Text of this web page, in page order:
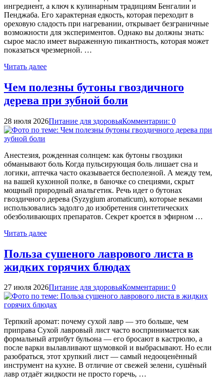
ингредиент, а ключ к кулинарным традициям Бенгалии и
Пенджаба. Его характерная едкость, которая переходит в
ореховую сладость при нагревании, открывает безграничные
возможности для экспериментов. Однако вы должны знать:
сырое масло имеет выраженную пикантность, которая может
показаться чрезмерной. …
Читать далее
Чем полезны бутоны гвоздичного
дерева при зубной боли
28 июля 2026Питание для здоровьяКомментарии: 0
Анестезия, рожденная солнцем: как бутоны гвоздики
обманывают боль Когда пульсирующая боль лишает сна и
логики, аптечка часто оказывается бесполезной. А между тем,
на вашей кухонной полке, в баночке со специями, скрыт
мощный природный анальгетик. Речь идет о бутонах
гвоздичного дерева (Syzygium aromaticum), которые веками
использовались задолго до изобретения синтетических
обезболивающих препаратов. Секрет кроется в эфирном …
Читать далее
Польза сушеного лаврового листа в
жидких горячих блюдах
27 июля 2026Питание для здоровьяКомментарии: 0
Терпкий аромат: почему сухой лавр — это больше, чем
приправа Сухой лавровый лист часто воспринимается как
формальный атрибут бульона — его бросают в кастрюлю, а
после варки вылавливают шумовкой и выбрасывают. Но если
разобраться, этот хрупкий лист — самый недооценённый
инструмент на кухне. В отличие от свежей зелени, сушёный
лавр отдаёт жидкости не просто горечь, …